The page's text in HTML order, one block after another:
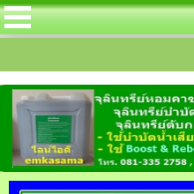
ยอิ้ง สำหรับลดค่า